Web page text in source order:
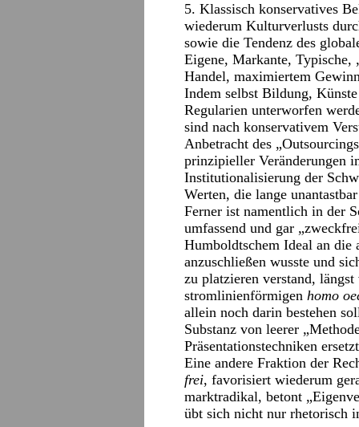
5. Klassisch konservatives
wiederum Kulturverlusts
sowie die Tendenz des
Eigene, Markante, Typische,
Handel, maximiertem
Indem selbst Bildung,
Regularien unterworfen
sind nach konservativem
Anbetracht des
prinzipieller Veränderungen
Institutionalisierung der
Werten, die lange
Ferner ist namentlich in der
umfassend und gar
Humboldtschem Ideal an die
anzuschließen wusste und
zu platzieren verstand,
stromlinienförmigen homo
allein noch darin bestehen
Substanz von leerer
Präsentationstechniken
Eine andere Fraktion der
frei, favorisiert wiederum
marktradikal, betont
übt sich nicht nur rhetorisch